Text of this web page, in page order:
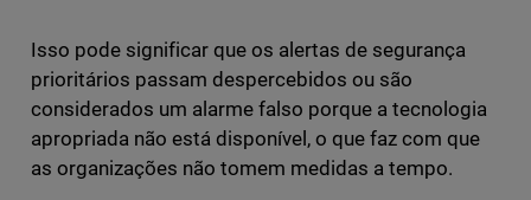
Isso pode significar que os alertas de segurança
prioritários passam despercebidos ou são
considerados um alarme falso porque a tecnologia
apropriada não está disponível, o que faz com que
as organizações não tomem medidas a tempo.